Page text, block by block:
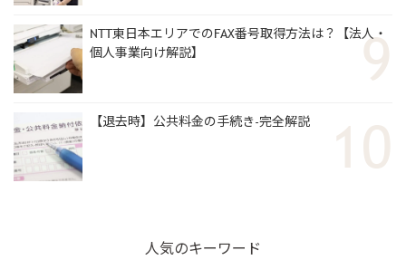
NTT東日本エリアでのFAX番号取得方法は？【法人・
個人事業向け解説】
【退去時】公共料金の手続き-完全解説
人気のキーワード